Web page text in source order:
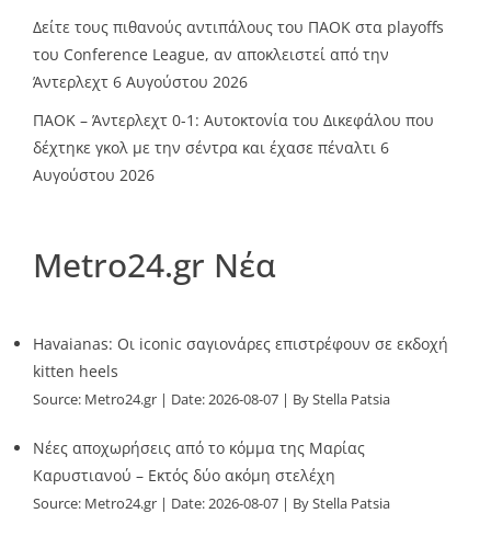
Δείτε τους πιθανούς αντιπάλους του ΠΑΟΚ στα playoffs
του Conference League, αν αποκλειστεί από την
Άντερλεχτ 6 Αυγούστου 2026
ΠΑΟΚ – Άντερλεχτ 0-1: Αυτοκτονία του Δικεφάλου που
δέχτηκε γκολ με την σέντρα και έχασε πέναλτι 6
Αυγούστου 2026
Metro24.gr Νέα
Havaianas: Οι iconic σαγιονάρες επιστρέφουν σε εκδοχή
kitten heels
Source: Metro24.gr Date: 2026-08-07 By Stella Patsia
Νέες αποχωρήσεις από το κόμμα της Μαρίας
Καρυστιανού – Εκτός δύο ακόμη στελέχη
Source: Metro24.gr Date: 2026-08-07 By Stella Patsia